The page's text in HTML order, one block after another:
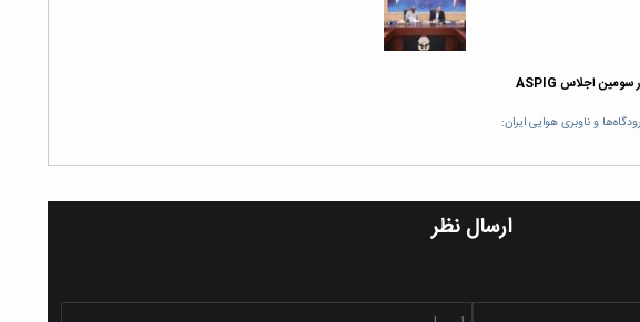
مشارکت نمایندگان دفتر ایمنی در سومین اجلاس ASPIG
و ناوبری هوایی ایران:
ارسال نظر